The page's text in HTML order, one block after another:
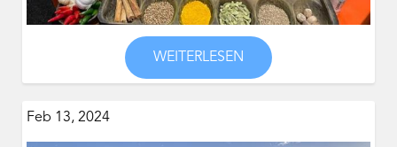
WEITERLESEN
Feb 13, 2024